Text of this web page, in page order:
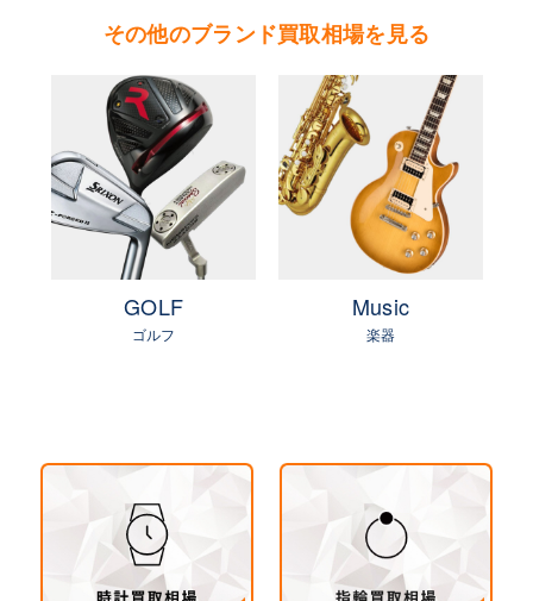
やまご質店 ゼニスの買取可能エリア
茨城県 県央地区（水戸市・ひたちなか市・茨城
町・小美玉市・笠間市・東海村・大洗町・城里
町）
茨城県 県北地区（北茨城市・高萩市・常陸太田
市・大子町・日立市・常陸大宮市）
茨城県 鹿行地区（鉾田市・行方市・鹿嶋市・石
岡市・潮来市・神栖市）
みらい市・守谷市）
茨城県 県西地区（桜川市・筑西市・下妻市・常
総市・坂東市・結城市・古川市・境町・五霞町）
その他のブランド買取相場を見る
GOLF
ゴルフ
Music
楽器